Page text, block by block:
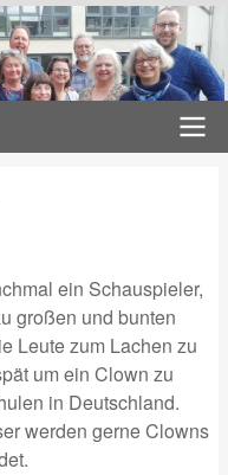
ein Schauspieler,
großen und bunten
Leute zum Lachen zu
um ein Clown zu
in Deutschland.
werden gerne Clowns